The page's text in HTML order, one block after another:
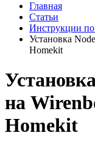
Главная
Статьи
Инструкции по
Установка
Homekit
на
Homekit